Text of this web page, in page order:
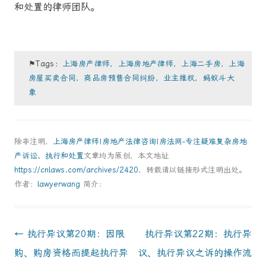
和处置的律师团队。
⚑Tags： 上海房产律师，上海房地产律师，上海二手房，上海
房屋买卖合同，商品房预售合同纠纷，业主维权，蚂蚁斗大
象
除非注明， 上海房产律师|房地产法律咨询|房法网-专注疑难复杂房地
产诉讼、执行和处置文章均为原创，本文地址
https://cnlaws.com/archives/2420，转载请以链接形式注明出处。
作者： lawyerwang 简介：
Post
navigation
← 执行异议第20期：因限
购、购房资格而提起执行异
执行异议第22期：执行异
议、执行异议之诉的操作流